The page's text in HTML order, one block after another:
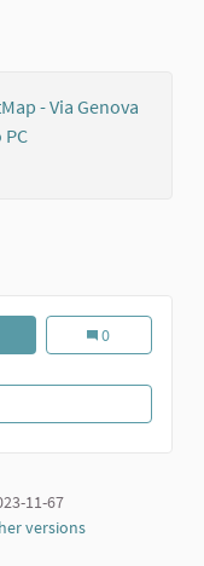
e dei ragazzi
PANCHINA ROSSA DI
La grande
0
Panchina rossa di
11-67
versions